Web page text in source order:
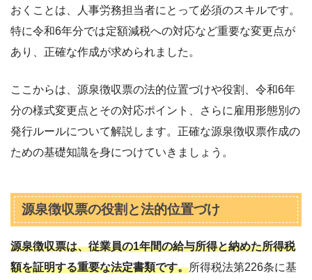
おくことは、人事労務担当者にとって必須のスキルです。
特に令和6年分では定額減税への対応など重要な変更点が
あり、正確な作成が求められました。
ここからは、源泉徴収票の法的位置づけや役割、令和6年
分の様式変更点とその対応ポイント、さらに雇用形態別の
発行ルールについて解説します。正確な源泉徴収票作成の
ための基礎知識を身につけていきましょう。
源泉徴収票の役割と法的位置づけ
源泉徴収票は、従業員の1年間の給与所得と納めた所得税
額を証明する重要な法定書類です。所得税法第226条に基